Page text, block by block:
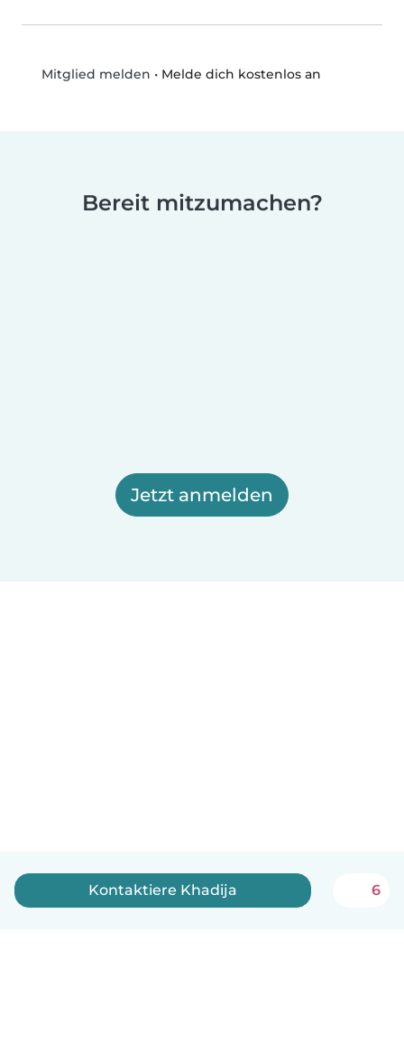
Mitglied melden • Melde dich kostenlos an
Bereit mitzumachen?
Jetzt anmelden
Kontaktiere Khadija 6